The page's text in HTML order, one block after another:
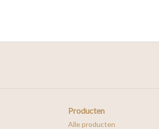
Producten
Alle producten